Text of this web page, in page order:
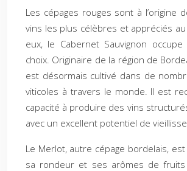
Les cépages rouges sont à l’origine
vins les plus célèbres et appréciés
eux, le Cabernet Sauvignon
choix. Originaire de la région de
est désormais cultivé dans de
viticoles à travers le monde. Il est
capacité à produire des vins
avec un excellent potentiel de
Le Merlot, autre cépage bordelais,
sa rondeur et ses arômes de